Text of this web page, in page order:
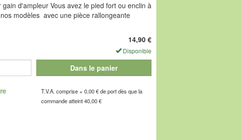
d'ampleur Vous avez le pied fort ou enclin à
modèles avec une pièce rallongeante
gain de place ! Le lot comprend 4 pièces
14,90 €
Disponible
Dans le panier
T.V.A. comprise + 0,00 € de port dès que la
commande atteint 40,00 €